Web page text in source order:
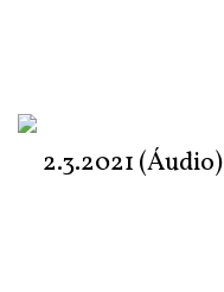
2.3.2021 (Áudio)